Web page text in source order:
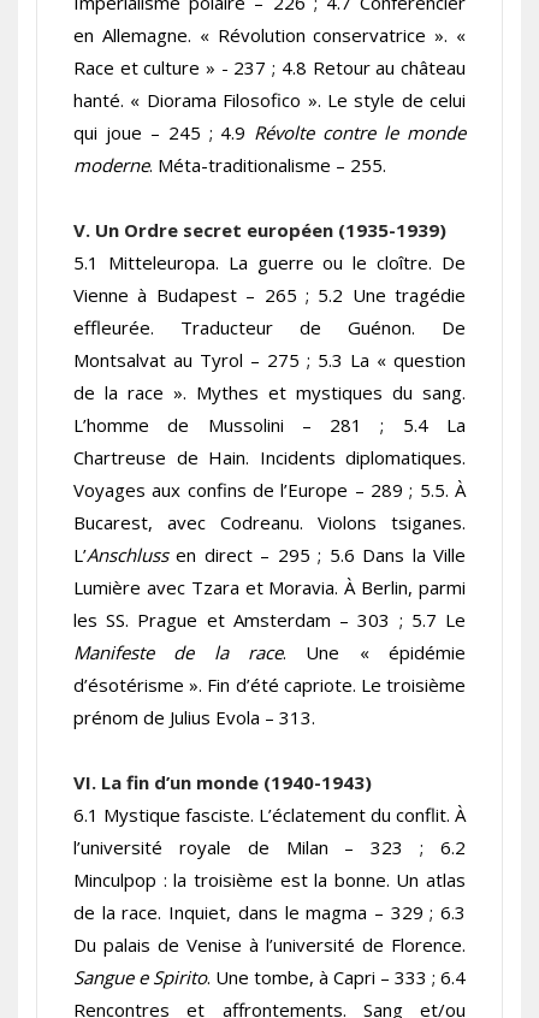
en Allemagne. « Révolution conservatrice ». «
Race et culture » - 237 ; 4.8 Retour au château
hanté. « Diorama Filosofico ». Le style de celui
qui joue – 245 ; 4.9 Révolte contre le monde
moderne. Méta-traditionalisme – 255.
V. Un Ordre secret européen (1935-1939)
5.1 Mitteleuropa. La guerre ou le cloître. De
Vienne à Budapest – 265 ; 5.2 Une tragédie
effleurée. Traducteur de Guénon. De
Montsalvat au Tyrol – 275 ; 5.3 La « question
de la race ». Mythes et mystiques du sang.
L’homme de Mussolini – 281 ; 5.4 La
Chartreuse de Hain. Incidents diplomatiques.
Voyages aux confins de l’Europe – 289 ; 5.5. À
Bucarest, avec Codreanu. Violons tsiganes.
L’Anschlussen direct – 295 ; 5.6 Dans la Ville
Lumière avec Tzara et Moravia. À Berlin, parmi
les SS. Prague et Amsterdam – 303 ; 5.7 Le
Manifeste de la race. Une « épidémie
d’ésotérisme ». Fin d’été capriote. Le troisième
prénom de Julius Evola – 313.
VI. La fin d’un monde (1940-1943)
6.1 Mystique fasciste. L’éclatement du conflit. À
l’université royale de Milan – 323 ; 6.2
Minculpop : la troisième est la bonne. Un atlas
de la race. Inquiet, dans le magma – 329 ; 6.3
Du palais de Venise à l’université de Florence.
Sangue e Spirito. Une tombe, à Capri – 333 ; 6.4
Rencontres et affrontements. Sang et/ou